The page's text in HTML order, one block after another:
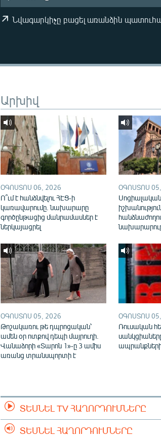
Նվագարկիչը բացել առանձին
Արխիվ
ՕԳՈՍՏՈՍ 06, 2026
Ո՞ւմ է հանձնվելու ՀԷՑ-ի
կառավարումը. նախարարը
գործընթացից մանրամասներ է
ներկայացրել
ՕԳՈՍՏՈՍ
ՕԳՈՍՏՈՍ 05, 2026
Թոշակառու թե դպրոցական՝
ամեն օր ոտքով դեպի մայրուղի.
Վանաձորի «Տարոն 1»-ը 3 ամիս
առանց տրանսպորտի է
ՕԳՈՍՏՈՍ
Ռուսական
ՏԵՍՆԵԼ TV ՀԱՂՈՐԴՈՒՄՆԵՐԸ
ՏԵՍՆԵԼ ՀԱՂՈՐԴՈՒՄՆԵՐԸ